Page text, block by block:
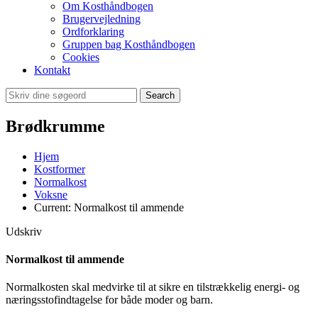
Om Kosthåndbogen
Brugervejledning
Ordforklaring
Gruppen bag Kosthåndbogen
Cookies
Kontakt
Search
Brødkrumme
Hjem
Kostformer
Normalkost
Voksne
Current: Normalkost til ammende
Udskriv
Normalkost til ammende
Normalkosten skal medvirke til at sikre en tilstrækkelig energi- og
næringsstofindtagelse for både moder og barn.